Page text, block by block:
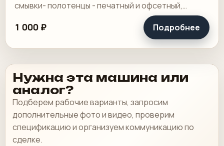
смывки- полотенцы - печатный и офсетный,
выносной пульт ClassicCenter -PM74 - краски и.
1 000 ₽ Подробнее
Нужна эта машина или
аналог?
Подберем рабочие варианты, запросим
дополнительные фото и видео, проверим
спецификацию и организуем коммуникацию по
сделке.